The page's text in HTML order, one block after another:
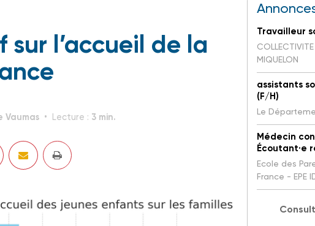
sur l’accueil de la
Vaumas Lecture : 3 min.
Travailleur
MIQUELON
assistants
(F/H)
Le
Médecin
Écoutant·e
Ecole des
France - EPE